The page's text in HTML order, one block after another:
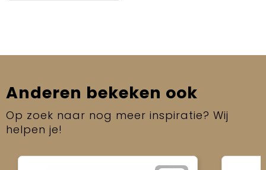
Anderen bekeken ook
Op zoek naar nog meer inspiratie? Wij
helpen je!